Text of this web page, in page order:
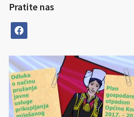
Pratite nas
facebook